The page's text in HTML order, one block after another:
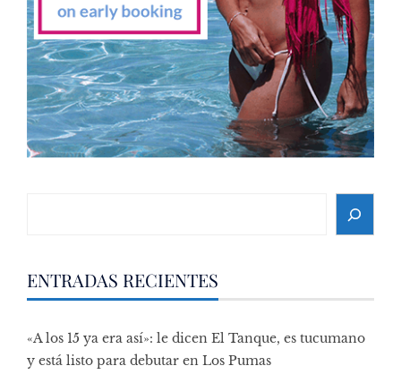
ENTRADAS RECIENTES
«A los 15 ya era así»: le dicen El Tanque, es tucumano
y está listo para debutar en Los Pumas